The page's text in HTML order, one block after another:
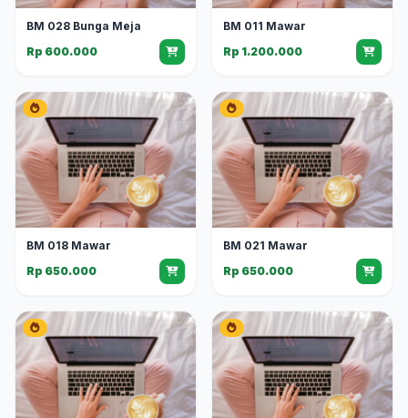
BM 028 Bunga Meja
Rp 600.000
BM 011 Mawar
Rp 1.200.000
BM 018 Mawar
Rp 650.000
BM 021 Mawar
Rp 650.000